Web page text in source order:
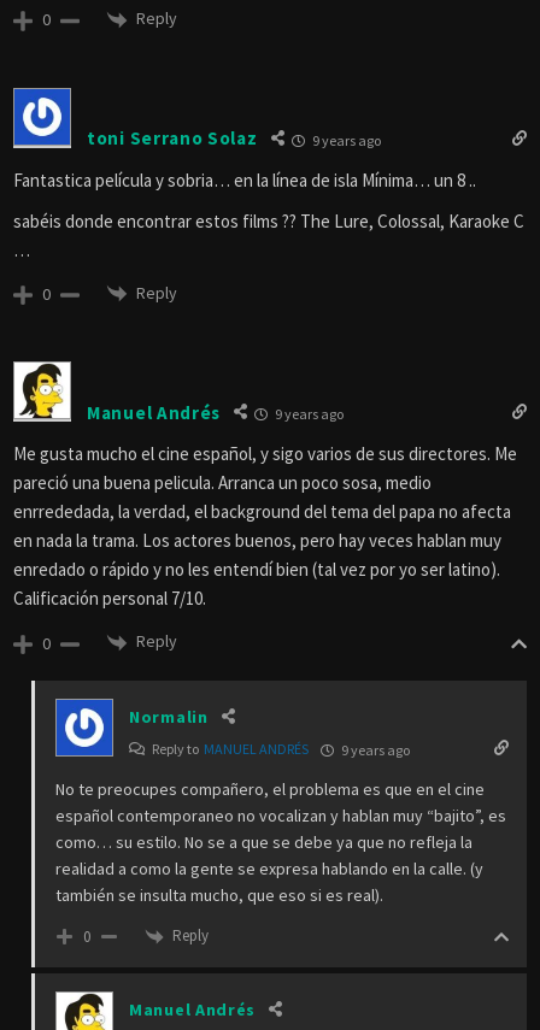
0 Reply
toni Serrano Solaz 9 years ago
Fantastica película y sobria… en la línea de isla Mínima… un 8 ..
sabéis donde encontrar estos films ?? The Lure, Colossal, Karaoke C
…
0 Reply
Manuel Andrés 9 years ago
Me gusta mucho el cine español, y sigo varios de sus directores. Me
pareció una buena pelicula. Arranca un poco sosa, medio
enrrededada, la verdad, el background del tema del papa no afecta
en nada la trama. Los actores buenos, pero hay veces hablan muy
enredado o rápido y no les entendí bien (tal vez por yo ser latino).
Calificación personal 7/10.
0 Reply
Normalin
Reply to MANUEL ANDRÉS 9 years ago
No te preocupes compañero, el problema es que en el cine
español contemporaneo no vocalizan y hablan muy “bajito”, es
como… su estilo. No se a que se debe ya que no refleja la
realidad a como la gente se expresa hablando en la calle. (y
también se insulta mucho, que eso si es real).
0 Reply
Manuel Andrés